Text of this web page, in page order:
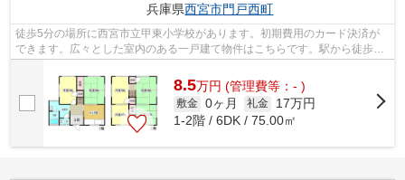
兵庫県西宮市門戸西町
徒歩5分の場所に西宮市立甲東小学校があります。初期費用のカード決済が
できます。広々とした室内のある一戸建て物件はこちらです。駅から徒歩9
分の物件で、アクセス良好です。まずは...
8.5万円 (管理費等：- )
敷金 0ヶ月 礼金
17万円
1-2階 / 6DK / 75.00㎡